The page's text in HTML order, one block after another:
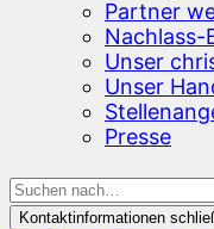
Partner
Nachlass-
Unser
Unser
Presse
Kontaktinformationen